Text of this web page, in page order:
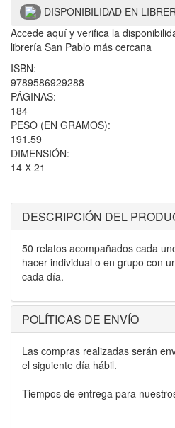
DISPONIBILIDAD EN
Accede aquí y verifica la
librería San Pablo más cercana
ISBN:
9789586929288
PÁGINAS:
184
PESO (EN GRAMOS):
191.59
DIMENSIÓN:
14 X 21
DESCRIPCIÓN DEL
50 relatos acompañados cada
hacer individual o en grupo con
cada día.
POLÍTICAS DE ENVÍO
Las compras realizadas serán
el siguiente día hábil.
Tiempos de entrega para